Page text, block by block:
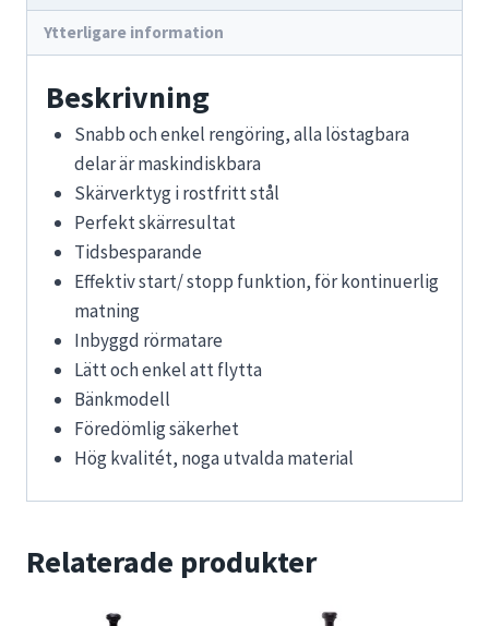
Ytterligare information
Beskrivning
Snabb och enkel rengöring, alla löstagbara
delar är maskindiskbara
Skärverktyg i rostfritt stål
Perfekt skärresultat
Tidsbesparande
Effektiv start/ stopp funktion, för kontinuerlig
matning
Inbyggd rörmatare
Lätt och enkel att flytta
Bänkmodell
Föredömlig säkerhet
Hög kvalitét, noga utvalda material
Relaterade produkter